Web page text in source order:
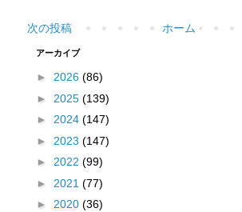
次の投稿 ホーム
アーカイブ
► 2026 (86)
► 2025 (139)
► 2024 (147)
► 2023 (147)
► 2022 (99)
► 2021 (77)
► 2020 (36)